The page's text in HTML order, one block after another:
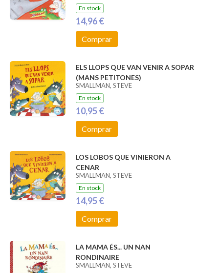
En stock
14,96 €
Comprar
ELS LLOPS QUE VAN VENIR A SOPAR
(MANS PETITONES)
SMALLMAN, STEVE
En stock
10,95 €
Comprar
LOS LOBOS QUE VINIERON A
CENAR
SMALLMAN, STEVE
En stock
14,95 €
Comprar
LA MAMA ÉS... UN NAN
RONDINAIRE
SMALLMAN, STEVE